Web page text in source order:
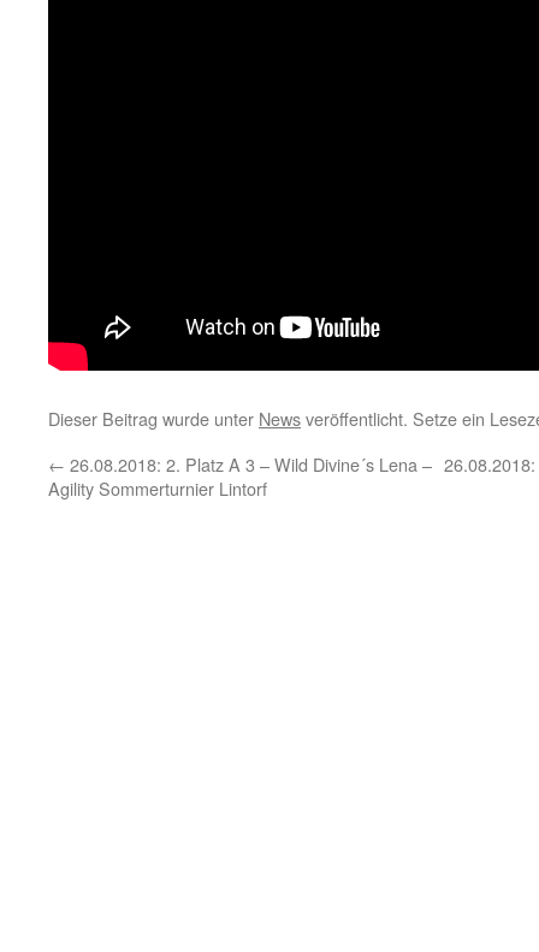
Dieser Beitrag wurde unter Newsveröffentlicht. Setze ein
← 26.08.2018: 2. Platz A 3 – Wild Divine´s Lena –
Agility Sommerturnier Lintorf